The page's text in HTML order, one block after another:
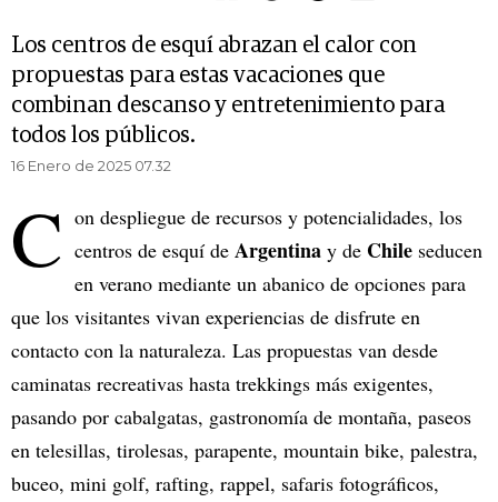
Los centros de esquí abrazan el calor con
propuestas para estas vacaciones que
combinan descanso y entretenimiento para
todos los públicos.
16 Enero de 2025 07.32
C on despliegue de recursos y potencialidades, los
centros de esquí de Argentina y de Chile seducen
en verano mediante un abanico de opciones para
que los visitantes vivan experiencias de disfrute en
contacto con la naturaleza. Las propuestas van desde
caminatas recreativas hasta trekkings más exigentes,
pasando por cabalgatas, gastronomía de montaña, paseos
en telesillas, tirolesas, parapente, mountain bike, palestra,
buceo, mini golf, rafting, rappel, safaris fotográficos,